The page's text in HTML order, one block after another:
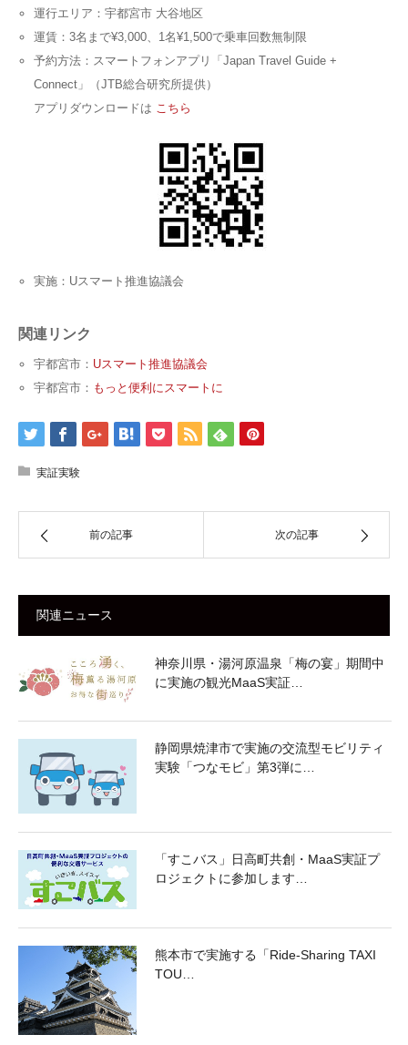
運行エリア：宇都宮市 大谷地区
運賃：3名まで¥3,000、1名¥1,500で乗車回数無制限
予約方法：スマートフォンアプリ「Japan Travel Guide +
Connect」（JTB総合研究所提供）
アプリダウンロードは こちら
実施：Uスマート推進協議会
関連リンク
宇都宮市： Uスマート推進協議会
宇都宮市： もっと便利にスマートに
実証実験
前の記事 次の記事
関連ニュース
神奈川県・湯河原温泉「梅の宴」期間中
に実施の観光MaaS実証…
静岡県焼津市で実施の交流型モビリティ
実験「つなモビ」第3弾に…
「すこバス」日高町共創・MaaS実証プ
ロジェクトに参加します…
熊本市で実施する「Ride-Sharing TAXI
TOU…